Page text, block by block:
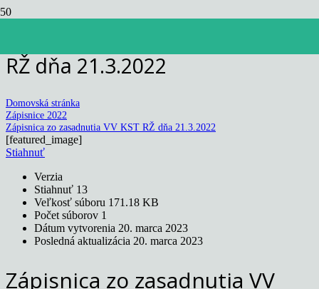
RŽ dňa 21.3.2022
Domovská stránka
Zápisnice 2022
Zápisnica zo zasadnutia VV KST RŽ dňa 21.3.2022
[featured_image]
Stiahnuť
Verzia
Stiahnuť 13
Veľkosť súboru 171.18 KB
Počet súborov 1
Dátum vytvorenia 20. marca 2023
Posledná aktualizácia 20. marca 2023
Zápisnica zo zasadnutia VV